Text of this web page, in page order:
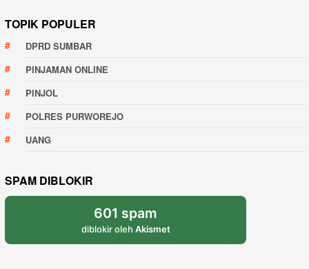
TOPIK POPULER
DPRD SUMBAR
PINJAMAN ONLINE
PINJOL
POLRES PURWOREJO
UANG
SPAM DIBLOKIR
601 spam
diblokir oleh Akismet